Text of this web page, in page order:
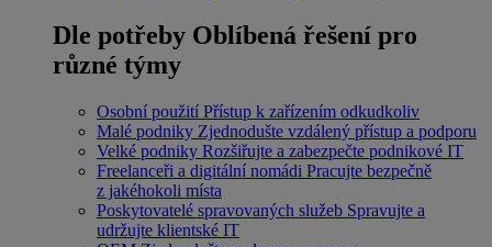
Dle potřeby Oblíbená řešení pro
různé týmy
Osobní použití Přístup k zařízením odkudkoliv
Malé podniky Zjednodušte vzdálený přístup a podporu
Velké podniky Rozšiřujte a zabezpečte podnikové IT
Freelanceři a digitální nomádi Pracujte bezpečně
z jakéhokoli místa
Poskytovatelé spravovaných služeb Spravujte a
udržujte klientské IT